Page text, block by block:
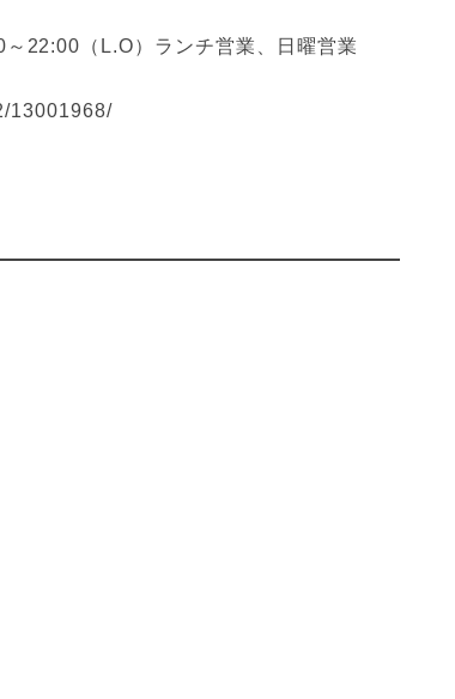
22:00（L.O）ランチ営業、日曜営業
13001968/